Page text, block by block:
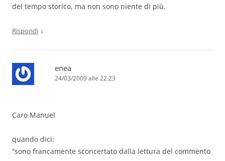
del tempo storico, ma non sono niente di più.
Rispondi ↓
enea
24/03/2009 alle 22:23
Caro Manuel
quando dici:
“sono francamente sconcertato dalla lettura del commento